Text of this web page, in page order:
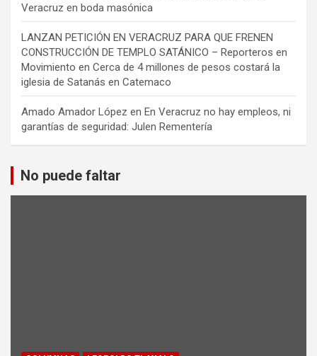
Veracruz en boda masónica
LANZAN PETICIÓN EN VERACRUZ PARA QUE FRENEN
CONSTRUCCIÓN DE TEMPLO SATÁNICO – Reporteros en
Movimiento en Cerca de 4 millones de pesos costará la
iglesia de Satanás en Catemaco
Amado Amador López en En Veracruz no hay empleos, ni
garantías de seguridad: Julen Rementería
No puede faltar